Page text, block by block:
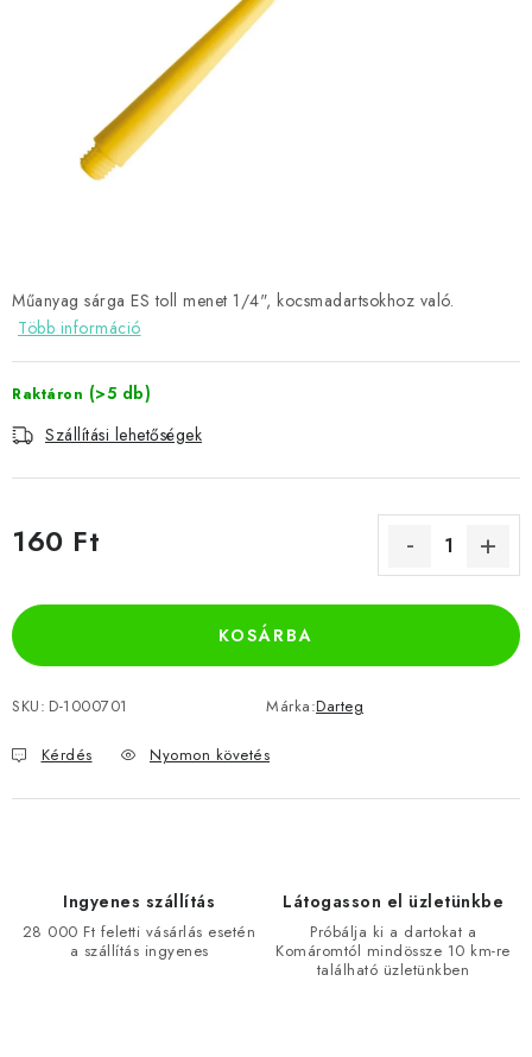
AKCIÓK
AJÁNDÉKUTALVÁNYOK
Elérhetőségek Vásárlási útmutató
Műanyag sárga ES toll menet 1/4", kocsmadartsokhoz való.
Több információ
Raktáron (>5 db)
Szállítási lehetőségek
160 Ft
KOSÁRBA
SKU: D-1000701 Márka:Darteg
Kérdés Nyomon követés
Ingyenes szállítás
28 000 Ft feletti vásárlás esetén
a szállítás ingyenes
Látogasson el üzletünkbe
Próbálja ki a dartokat a
Komáromtól mindössze 10 km-re
található üzletünkben